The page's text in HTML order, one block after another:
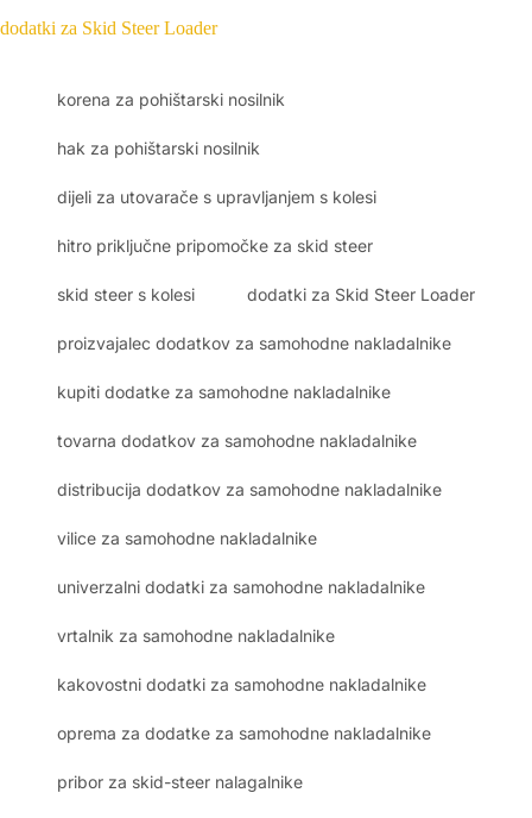
dodatki za Skid Steer Loader
korena za pohištarski nosilnik
hak za pohištarski nosilnik
dijeli za utovarače s upravljanjem s kolesi
hitro priključne pripomočke za skid steer
skid steer s kolesi dodatki za Skid Steer Loader
proizvajalec dodatkov za samohodne nakladalnike
kupiti dodatke za samohodne nakladalnike
tovarna dodatkov za samohodne nakladalnike
distribucija dodatkov za samohodne nakladalnike
vilice za samohodne nakladalnike
univerzalni dodatki za samohodne nakladalnike
vrtalnik za samohodne nakladalnike
kakovostni dodatki za samohodne nakladalnike
oprema za dodatke za samohodne nakladalnike
pribor za skid-steer nalagalnike